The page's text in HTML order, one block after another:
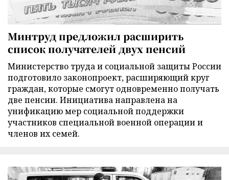
Минтруд предложил расширить
список получателей двух пенсий
Министерство труда и социальной защиты России
подготовило законопроект, расширяющий круг
граждан, которые смогут одновременно получать
две пенсии. Инициатива направлена на
унификацию мер социальной поддержки
участников специальной военной операции и
членов их семей.